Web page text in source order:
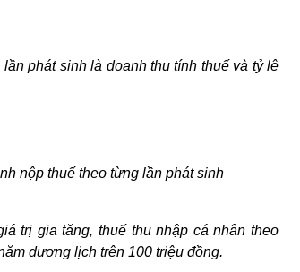
phát sinh là doanh thu tính thuế và tỷ lệ
nộp thuế theo từng lần phát sinh
trị gia tăng, thuế thu nhập cá nhân theo
dương lịch trên 100 triệu đồng.